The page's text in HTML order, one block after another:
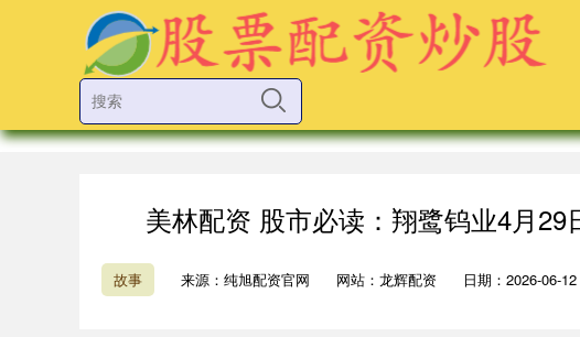
美林配资 股市必读：翔鹭钨业4月
故事 来源：纯旭配资官网 网站：龙辉配资 日期：2026-06-